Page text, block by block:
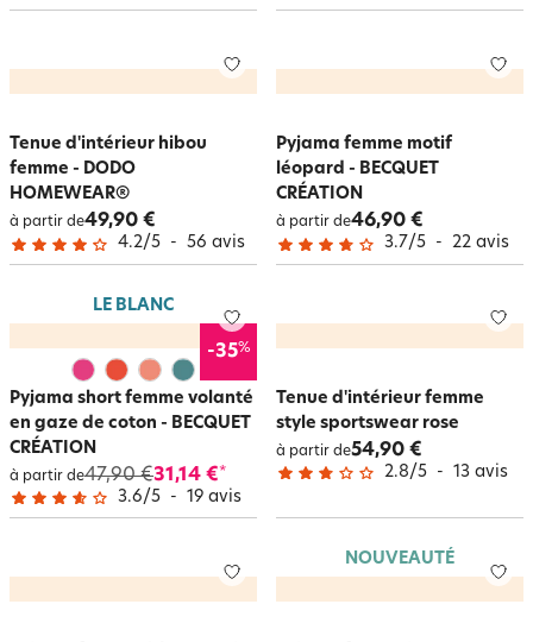
Tenue d'intérieur hibou
femme - DODO
HOMEWEAR®
à partir de49,90 €
4.2/5 - 56 avis
Pyjama femme motif
léopard - BECQUET
CRÉATION
à partir de46,90 €
3.7/5 - 22 avis
LE BLANC
-35%
Pyjama short femme volanté
en gaze de coton - BECQUET
CRÉATION
à partir de47,90 €31,14 €*
3.6/5 - 19 avis
Tenue d'intérieur femme
style sportswear rose
à partir de54,90 €
2.8/5 - 13 avis
NOUVEAUTÉ